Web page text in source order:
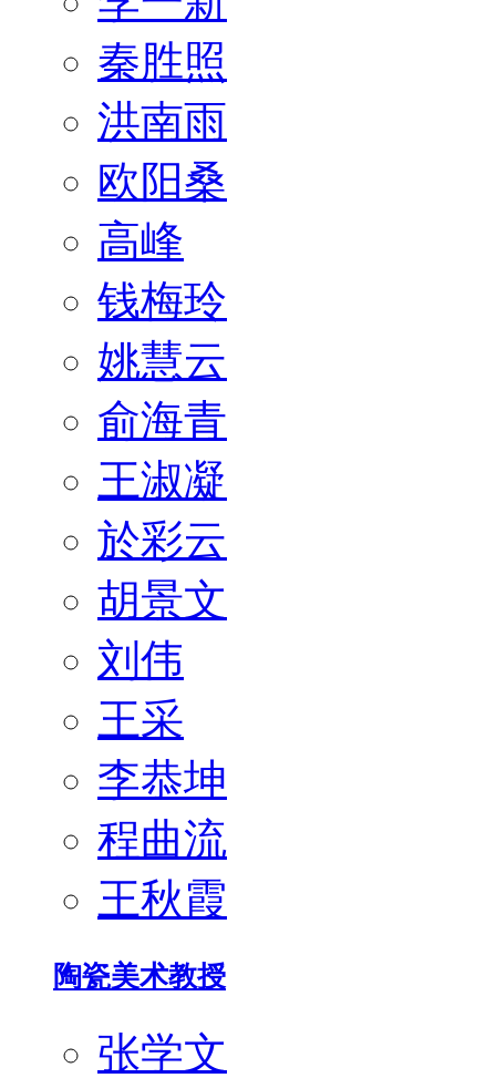
秦胜照
洪南雨
欧阳桑
高峰
钱梅玲
姚慧云
俞海青
王淑凝
於彩云
胡景文
刘伟
王采
李恭坤
程曲流
王秋霞
陶瓷美术教授
张学文